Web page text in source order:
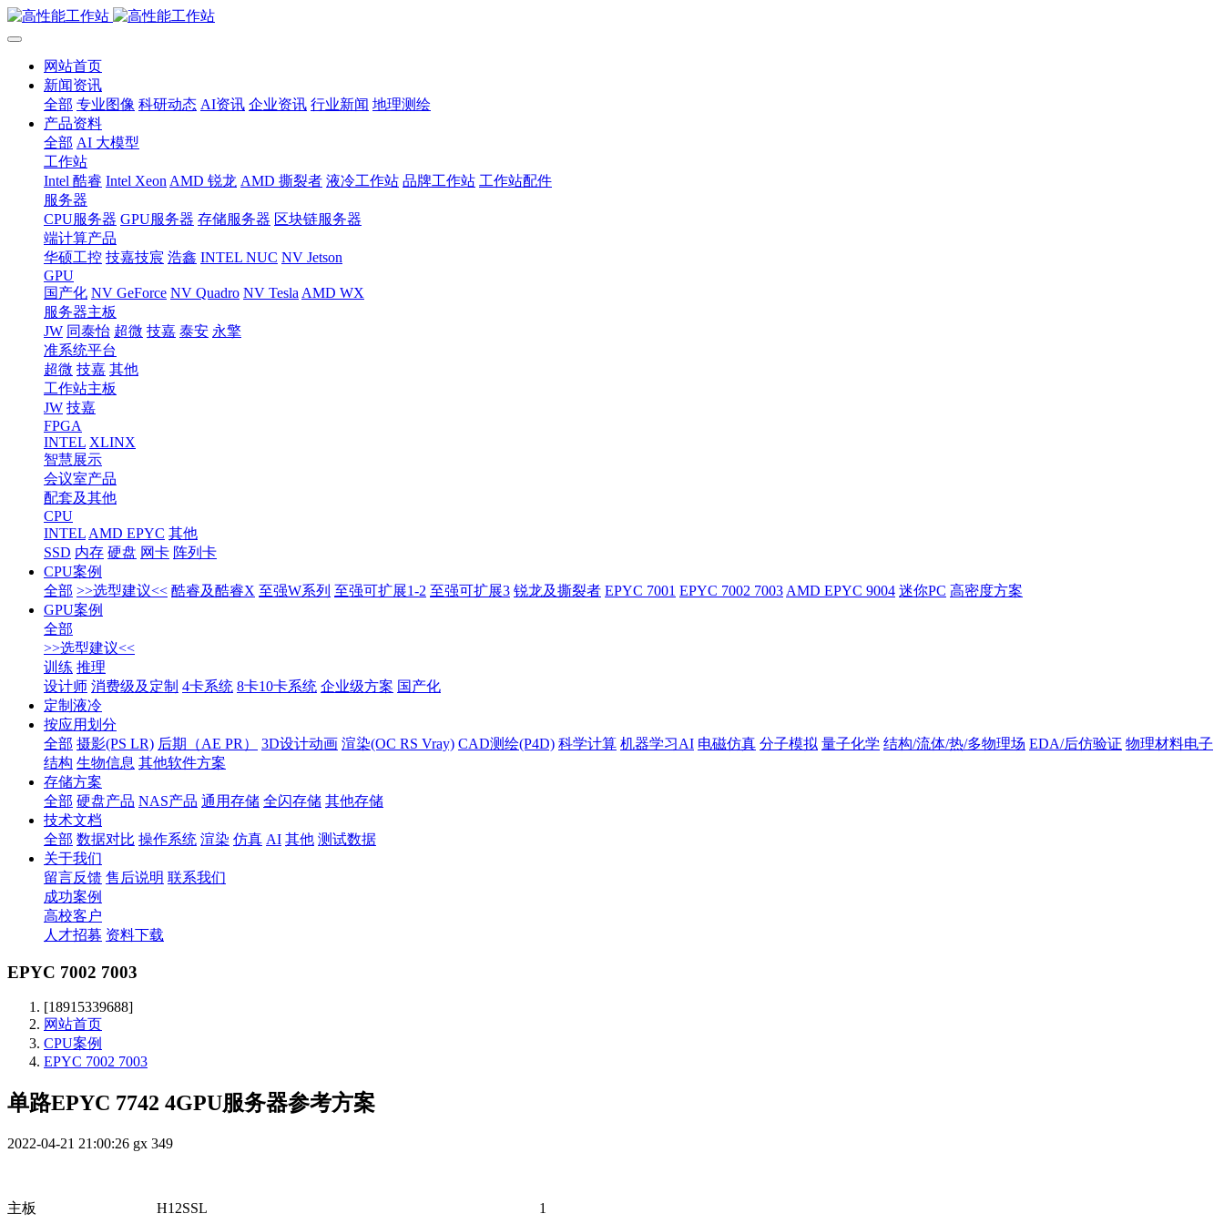
网站首页
新闻资讯
全部 专业图像 科研动态 AI资讯 企业资讯 行业新闻 地理测绘
产品资料
全部 AI 大模型
工作站
Intel 酷睿 Intel Xeon AMD 锐龙 AMD 撕裂者 液冷工作站 品牌工作站 工作站配件
服务器
CPU服务器 GPU服务器 存储服务器 区块链服务器
端计算产品
华硕工控 技嘉技宸 浩鑫 INTEL NUC NV Jetson
GPU
国产化 NV GeForce NV Quadro NV Tesla AMD WX
服务器主板
JW 同泰怡 超微 技嘉 泰安 永擎
准系统平台
超微 技嘉 其他
工作站主板
JW 技嘉
FPGA
INTEL XLINX
智慧展示
会议室产品
配套及其他
CPU
INTEL AMD EPYC 其他
SSD 内存 硬盘 网卡 阵列卡
CPU案例
全部 >>选型建议<< 酷睿及酷睿X 至强W系列 至强可扩展1-2 至强可扩展3 锐龙及撕裂者 EPYC 7001 EPYC 7002 7003 AMD EPYC 9004 迷你PC 高密度方案
GPU案例
全部
>>选型建议<<
训练 推理
设计师 消费级及定制 4卡系统 8卡10卡系统 企业级方案 国产化
定制液冷
按应用划分
全部 摄影(PS LR) 后期（AE PR） 3D设计动画 渲染(OC RS Vray) CAD测绘(P4D) 科学计算 机器学习AI 电磁仿真 分子模拟 量子化学 结构/流体/热/多物理场 EDA/后仿验证 物理材料电子
结构 生物信息 其他软件方案
存储方案
全部 硬盘产品 NAS产品 通用存储 全闪存储 其他存储
技术文档
全部 数据对比 操作系统 渲染 仿真 AI 其他 测试数据
关于我们
留言反馈 售后说明 联系我们
成功案例
高校客户
人才招募 资料下载
EPYC 7002 7003
[18915339688]
网站首页
CPU案例
EPYC 7002 7003
单路EPYC 7742 4GPU服务器参考方案
2022-04-21 21:00:26 gx 349
主板 H12SSL
1